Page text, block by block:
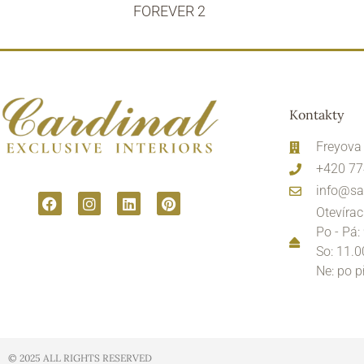
FOREVER 2
Kontakty
+420
Po -
So:
Ne: po
© 2025 ALL RIGHTS RESERVED​